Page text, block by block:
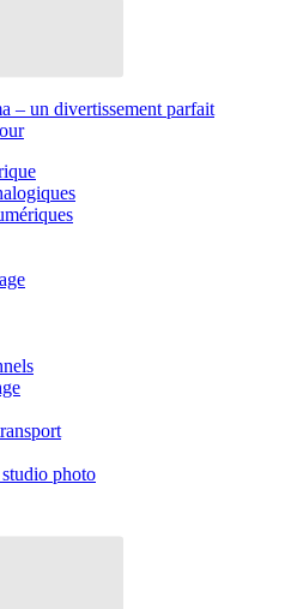
– un divertissement parfait
photo